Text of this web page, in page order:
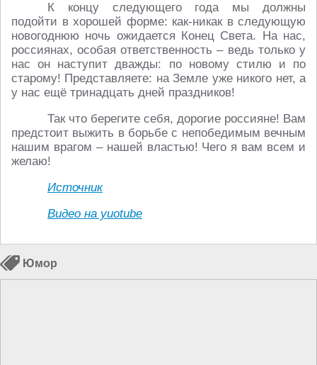
К концу следующего года мы должны
подойти в хорошей форме: как-никак в следующую
новогоднюю ночь ожидается Конец Света. На нас,
россиянах, особая ответственность – ведь только у
нас он наступит дважды: по новому стилю и по
старому! Представляете: на Земле уже никого нет, а
у нас ещё тринадцать дней праздников!
Так что берегите себя, дорогие россияне! Вам
предстоит выжить в борьбе с непобедимым вечным
нашим врагом – нашей властью! Чего я вам всем и
желаю!
Источник
Видео на yuotube
Юмор